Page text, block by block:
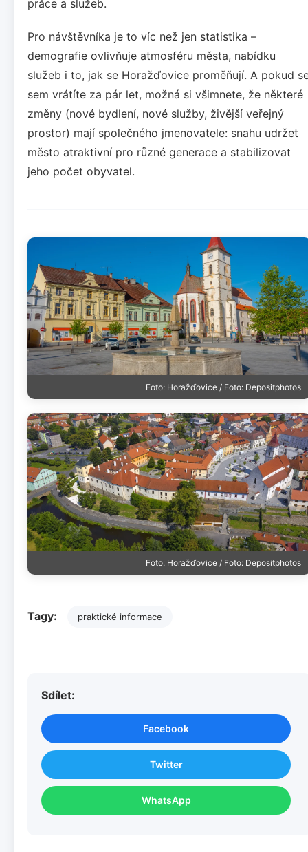
práce a služeb.
Pro návštěvníka je to víc než jen statistika –
demografie ovlivňuje atmosféru města, nabídku
služeb i to, jak se Horažďovice proměňují. A pokud
sem vrátíte za pár let, možná si všimnete, že některé
změny (nové bydlení, nové služby, živější veřejný
prostor) mají společného jmenovatele: snahu udržet
město atraktivní pro různé generace a stabilizovat
jeho počet obyvatel.
Foto: Horažďovice / Foto: Depositphotos
Foto: Horažďovice / Foto: Depositphotos
Tagy: praktické informace
Sdílet:
Facebook
Twitter
WhatsApp